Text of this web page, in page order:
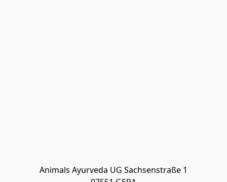
Animals Ayurveda UG Sachsenstraße 1